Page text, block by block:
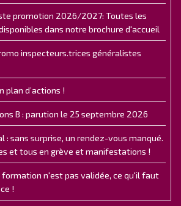
promotion 2026/2027: Toutes les
dans notre brochure d'accueil
inspecteurs.trices généralistes
plan d’actions !
B : parution le 25 septembre 2026
: sans surprise, un rendez-vous manqué.
et tous en grève et manifestations !
formation n'est pas validée, ce qu'il faut
!